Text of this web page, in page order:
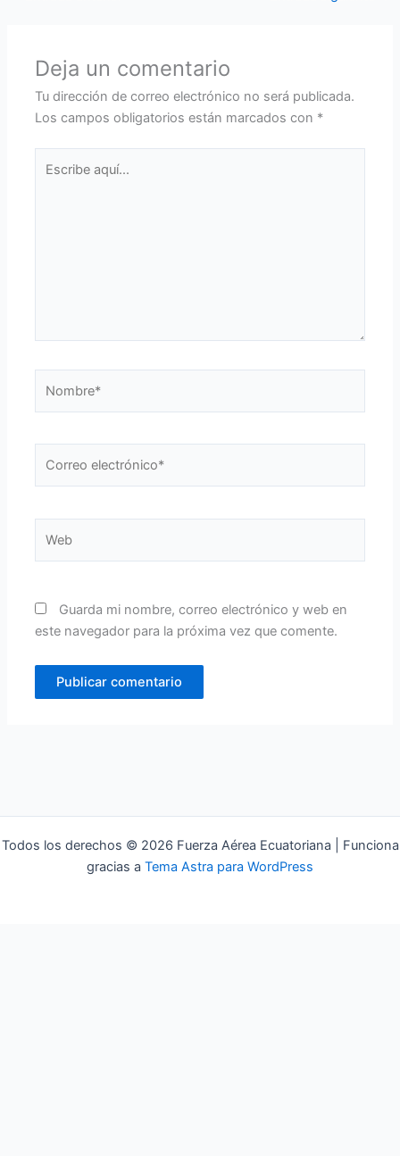
Deja un comentario
Tu dirección de correo electrónico no será publicada.
Los campos obligatorios están marcados con *
aquí...
Guarda mi nombre, correo electrónico y web en
este navegador para la próxima vez que comente.
Todos los derechos © 2026 Fuerza Aérea Ecuatoriana | Funciona
gracias a Tema Astra para WordPress